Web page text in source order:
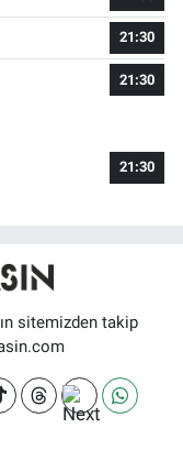
21:30
21:30
21:30
sitemizden takip